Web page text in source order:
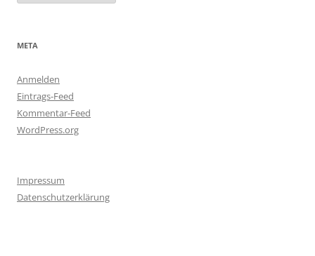
META
Anmelden
Eintrags-Feed
Kommentar-Feed
WordPress.org
Impressum
Datenschutzerklärung